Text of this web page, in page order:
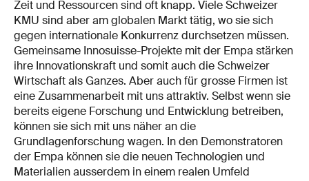
Zeit und Ressourcen sind oft knapp. Viele Schweizer
KMU sind aber am globalen Markt tätig, wo sie sich
gegen internationale Konkurrenz durchsetzen müssen.
Gemeinsame Innosuisse-Projekte mit der Empa stärken
ihre Innovationskraft und somit auch die Schweizer
Wirtschaft als Ganzes. Aber auch für grosse Firmen ist
eine Zusammenarbeit mit uns attraktiv. Selbst wenn sie
bereits eigene Forschung und Entwicklung betreiben,
können sie sich mit uns näher an die
Grundlagenforschung wagen. In den Demonstratoren
der Empa können sie die neuen Technologien und
Materialien ausserdem in einem realen Umfeld